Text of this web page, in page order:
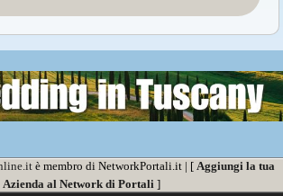
è membro di NetworkPortali.it | [ Aggiungi la tua
Azienda al Network di Portali ]